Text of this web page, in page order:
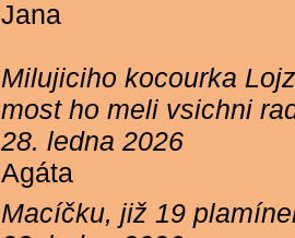
Jana
Milujiciho kocourka
most ho meli vsichni
28. ledna 2026
Agáta
Macíčku, již 19